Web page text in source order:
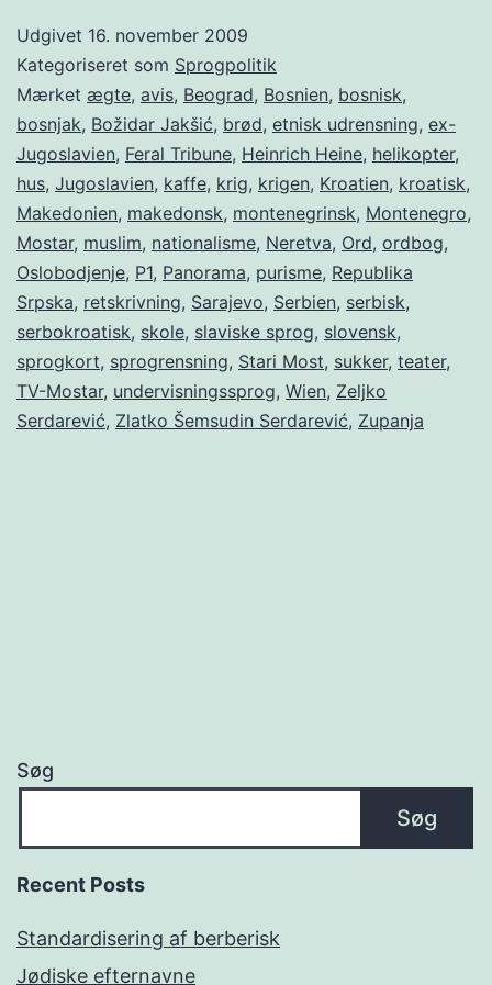
Udgivet 16. november 2009
Kategoriseret som Sprogpolitik
Mærket ægte, avis, Beograd, Bosnien, bosnisk,
bosnjak, Božidar Jakšić, brød, etnisk udrensning, ex-
Jugoslavien, Feral Tribune, Heinrich Heine, helikopter,
hus, Jugoslavien, kaffe, krig, krigen, Kroatien, kroatisk,
Makedonien, makedonsk, montenegrinsk, Montenegro,
Mostar, muslim, nationalisme, Neretva, Ord, ordbog,
Oslobodjenje, P1, Panorama, purisme, Republika
Srpska, retskrivning, Sarajevo, Serbien, serbisk,
serbokroatisk, skole, slaviske sprog, slovensk,
sprogkort, sprogrensning, Stari Most, sukker, teater,
TV-Mostar, undervisningssprog, Wien, Zeljko
Serdarević, Zlatko Šemsudin Serdarević, Zupanja
Søg
Søg
Recent Posts
Standardisering af berberisk
Jødiske efternavne